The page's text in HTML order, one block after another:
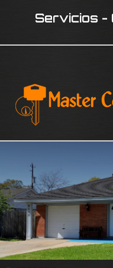
Servicios -